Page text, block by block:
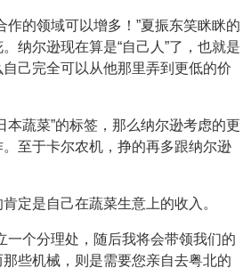
作的领域可以增多！”夏振东笑眯眯的
纳尔逊现在算是“自己人”了，也就是
己完全可以从他那里弄到更低的价
本蔬菜”的标签，那么纳尔逊考虑的更
至于卡尔农机，挣的再多跟纳尔逊
定是自己在蔬菜生意上的收入。
一个分理处，随后我将会带领我们的
些机械，则是需要您亲自去粤北的